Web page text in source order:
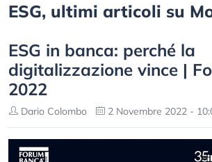
ESG, ultimi articoli su
ESG in banca: perché la
digitalizzazione vince |
2022
Dario Colombo 2 Novembre 2022 -